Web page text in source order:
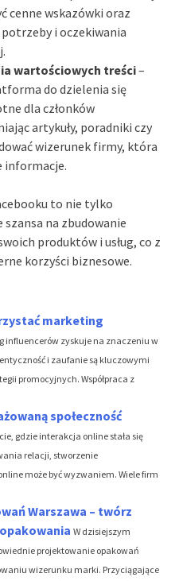
cenne wskazówki oraz
i oczekiwania
wartościowych treści–
do dzielenia się
dla członków
artykuły, poradniki czy
wizerunek firmy, która
informacje.
to nie tylko
na zbudowanie
produktów i usług, co z
korzyści biznesowe.
marketing
influencerów zyskuje na znaczeniu w
i zaufanie są kluczowymi
promocyjnych. Współpraca z
społeczność
gdzie interakcja online stała się
relacji, stworzenie
może być wyzwaniem. Wiele firm
Warszawa – twórz
W dzisiejszym
projektowanie opakowań
wizerunku marki. Przyciągające